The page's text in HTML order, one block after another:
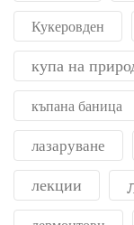
Кукеровден
купа на
къпана баница
лазаруване
лекции